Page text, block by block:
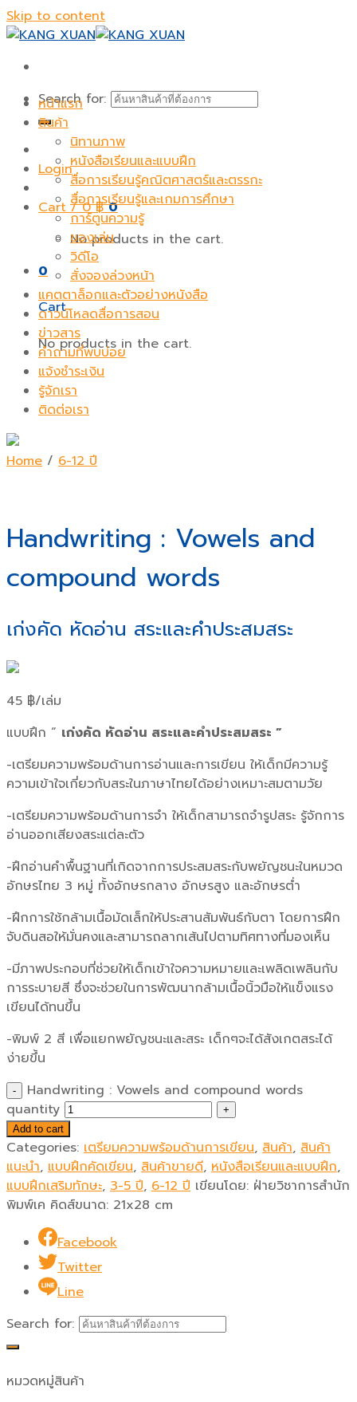
Skip to content
Search for:
Login
Cart /0฿ 0
No products in the cart.
0
Cart
No products in the cart.
หน้าแรก
สินค้า
นิทานภาพ
หนังสือเรียนและแบบฝึก
สื่อการเรียนรู้คณิตศาสตร์และตรรกะ
สื่อการเรียนรู้และเกมการศึกษา
การ์ตูนความรู้
ของเล่น
วิดีโอ
สั่งจองล่วงหน้า
แคตตาล็อกและตัวอย่างหนังสือ
ดาวน์โหลดสื่อการสอน
ข่าวสาร
คำถามที่พบบ่อย
แจ้งชำระเงิน
รู้จักเรา
ติดต่อเรา
Home / 6-12 ปี
Handwriting : Vowels and
compound words
เก่งคัด หัดอ่าน สระและคำประสมสระ
45 ฿/เล่ม
แบบฝึก “ เก่งคัด หัดอ่าน สระและคำประสมสระ ”
-เตรียมความพร้อมด้านการอ่านและการเขียน ให้เด็กมีความรู้
ความเข้าใจเกี่ยวกับสระในภาษาไทยได้อย่างเหมาะสมตามวัย
-เตรียมความพร้อมด้านการจำ ให้เด็กสามารถจำรูปสระ รู้จักการ
อ่านออกเสียงสระแต่ละตัว
-ฝึกอ่านคำพื้นฐานที่เกิดจากการประสมสระกับพยัญชนะในหมวด
อักษรไทย 3 หมู่ ทั้งอักษรกลาง อักษรสูง และอักษรต่ำ
-ฝึกการใช้กล้ามเนื้อมัดเล็กให้ประสานสัมพันธ์กับตา โดยการฝึก
จับดินสอให้มั่นคงและสามารถลากเส้นไปตามทิศทางที่มองเห็น
-มีภาพประกอบที่ช่วยให้เด็กเข้าใจความหมายและเพลิดเพลินกับ
การระบายสี ซึ่งจะช่วยในการพัฒนากล้ามเนื้อนิ้วมือให้แข็งแรง
เขียนได้ทนขึ้น
-พิมพ์ 2 สี เพื่อแยกพยัญชนะและสระ เด็กๆจะได้สังเกตสระได้
ง่ายขึ้น
Handwriting : Vowels and compound words
quantity
Add to cart
Categories: เตรียมความพร้อมด้านการเขียน, สินค้า, สินค้า
แนะนำ, แบบฝึกคัดเขียน, สินค้าขายดี, หนังสือเรียนและแบบฝึก,
แบบฝึกเสริมทักษะ, 3-5 ปี, 6-12 ปี เขียนโดย: ฝ่ายวิชาการสำนัก
พิมพ์เค คิดส์ขนาด: 21x28 cm
Facebook
Twitter
Line
Search for:
หมวดหมู่สินค้า